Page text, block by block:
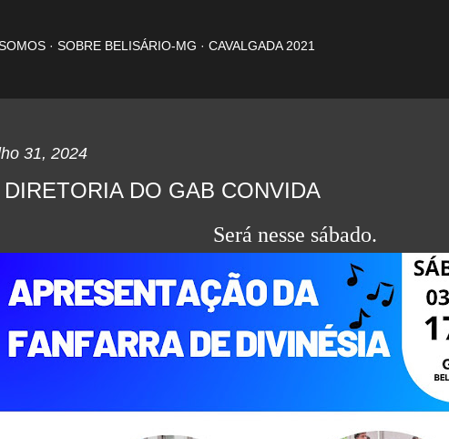
SOBRE BELISÁRIO-MG CAVALGADA 2021
31, 2024
DIRETORIA DO GAB CONVIDA
Será nesse sábado.